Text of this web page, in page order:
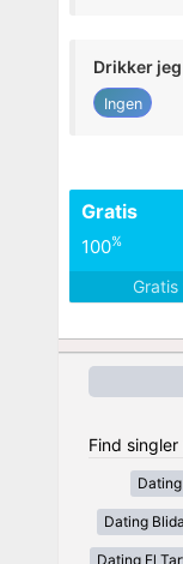
Drikker
Ingen
Gratis
100%
Find
Dating Blida
Dating El